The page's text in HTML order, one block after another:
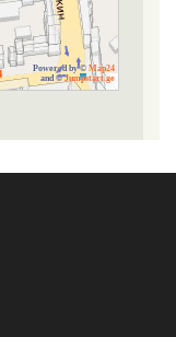
Powered by © Map24
and ©Jumpstart.ge